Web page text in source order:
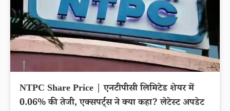
NTPC Share Price | एनटीपीसी लिमिटेड शेयर में
0.06% की तेजी, एक्सपर्ट्स ने क्या कहा? लेटेस्ट अपडेट